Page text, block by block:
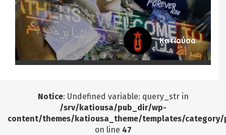
Κατιούσα
Notice: Undefined variable: query_str in
/srv/katiousa/pub_dir/wp-
content/themes/katiousa_theme/templates/
on line 47